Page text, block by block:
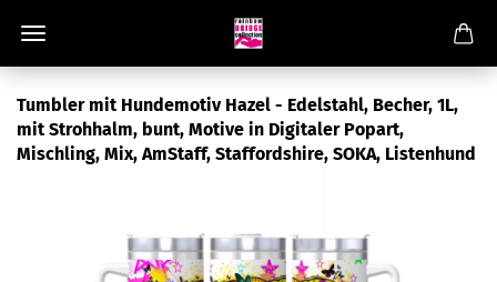
Tumbler mit Hundemotiv Hazel - Edelstahl, Becher, 1L,
mit Strohhalm, bunt, Motive in Digitaler Popart,
Mischling, Mix, AmStaff, Staffordshire, SOKA, Listenhund